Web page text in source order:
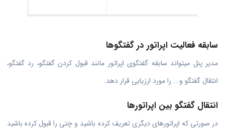
سابقه فعالیت اپراتور در گفتگوها
مدیر پنل میتواند سابقه گفتگوی اپراتور مانند قبول کردن گفتگو، رد گفتگو،
انتقال گفتگو و... را مورد ارزیابی قرار دهد.
انتقال گفتگو بین اپراتورها
در صورتی که اپراتورهای دیگری تعریف کرده باشید و چتی را قبول کرده باشید